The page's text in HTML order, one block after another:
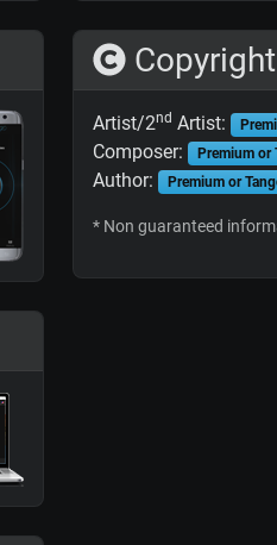
Copyright
Artist/2nd Artist:
Composer: Premium or
Author: Premium or
* Non guaranteed